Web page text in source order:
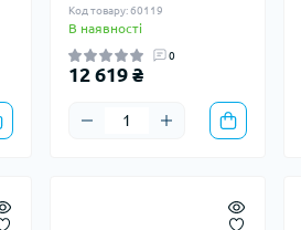
Код товару: 60119
В наявності
0
12 619 ₴